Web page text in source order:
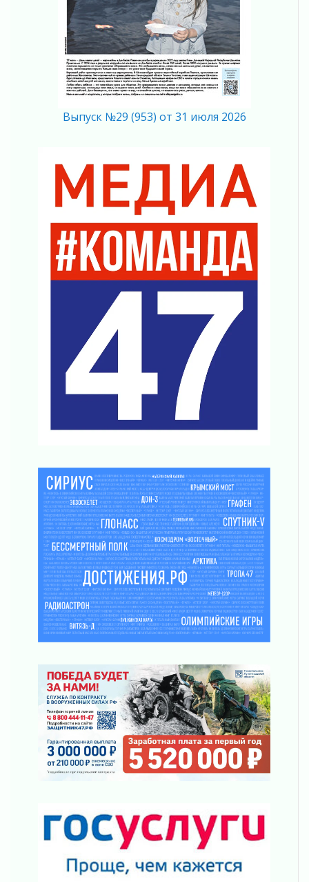
Клюква наливается, но в корзинку пока не
просится
03 августа 2026
Строительные компании Ленобласти
подняли зарплаты почти на 40% за год
03 августа 2026
Шесть новых жизней в честь дня рождения
Ленинградской области
03 августа 2026
Ленобласть отмечает День Воздушно-
десантных войск
«Активное лето»
02 августа 2026
Ленобласть отметила заслуги жителей перед
регионом и страной
Ладога — не пруд
ПСК через Гослуслуги напомнит жителям
Ленинградской области о неоплаченных
02 августа 2026
Пропавшего подростка нашли в Кировском
районе Ленобласти
действовать при укусе клеща
02 августа 2026
В Ивангороде назвали новых почетных
граждан Ленинградской области
02 августа 2026
Готовность №1
02 августа 2026
Километровые столбы «Дороги жизни»
отправили на реставрацию
02 августа 2026
Ленобласть внедрила передовую подготовку
операторов БПЛА
В Ивангороде появилась «Избушка-
воробушка»
02 августа 2026
Юхла, мука, кантеле и Водяной
01 августа 2026
Лето катится с горки
01 августа 2026
01 августа 2026
Лето без гаджетов
Болезнь девственниц и вампиров
Выпуск №29 (953) от 31 июля 2026